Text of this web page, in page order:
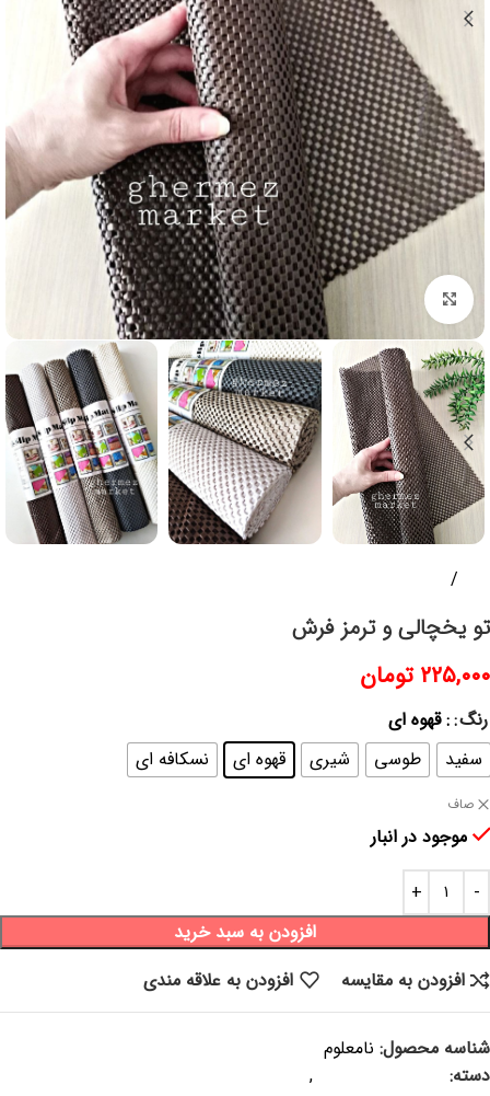
برای بزرگنمایی کلیک کنید
تو یخچالی و ترمز فرش
۲۲۵,۰۰۰ تومان
رنگ : قهوه ای
سفید
طوسی شیری قهوه ای نسکافه ای
صاف
موجود در انبار
افزودن به سبد خرید
افزودن به مقایسه
افزودن به علاقه مندی
شناسه محصول: نامعلوم
دسته:
,